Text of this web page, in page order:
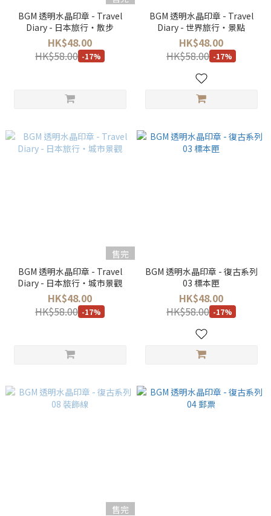
BGM 透明水晶印章 - Travel
Diary - 日本旅行・散步
HK$48.00
HK$58.00 -17%
BGM 透明水晶印章 - Travel
Diary - 世界旅行・景點
HK$48.00
HK$58.00 -17%
售完
BGM 透明水晶印章 - Travel
Diary - 日本旅行・城市景觀
HK$48.00
HK$58.00 -17%
BGM 透明水晶印章 - 復古系列
03 標本匣
HK$48.00
HK$58.00 -17%
售完